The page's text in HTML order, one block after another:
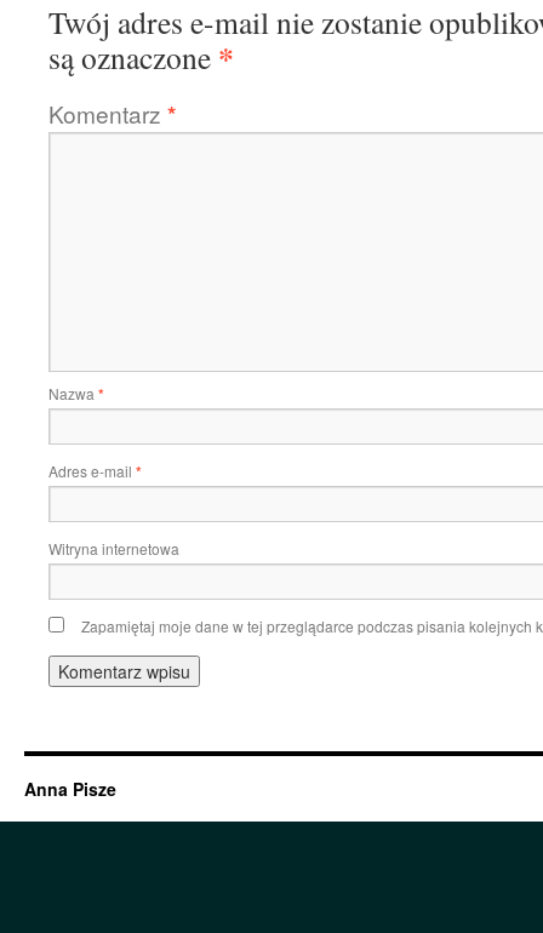
Twój adres e-mail nie zostanie
są oznaczone *
Komentarz *
Nazwa *
Adres e-mail *
Witryna internetowa
Zapamiętaj moje dane w tej przeglądarce podczas pisania kolejnych
Anna Pisze